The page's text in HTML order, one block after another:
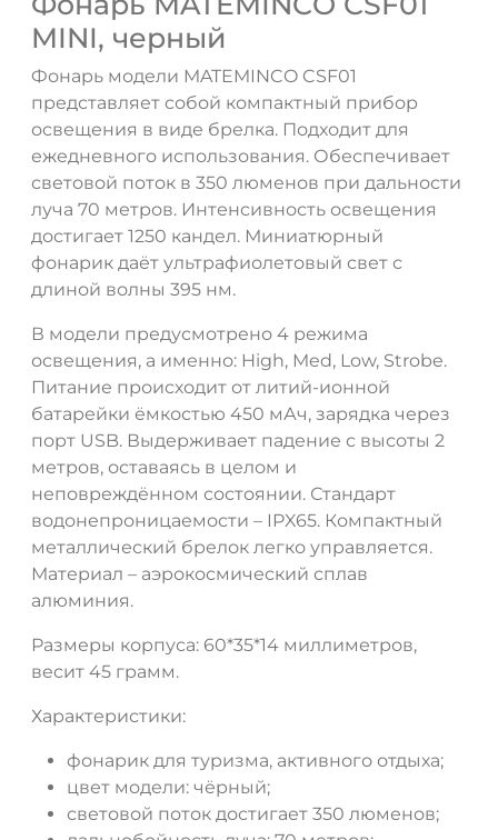
MINI, черный
Фонарь модели MATEMINCO CSF01
представляет собой компактный прибор
освещения в виде брелка. Подходит для
ежедневного использования. Обеспечивает
световой поток в 350 люменов при дальности
луча 70 метров. Интенсивность освещения
достигает 1250 кандел. Миниатюрный
фонарик даёт ультрафиолетовый свет с
длиной волны 395 нм.
В модели предусмотрено 4 режима
освещения, а именно: High, Med, Low, Strobe.
Питание происходит от литий-ионной
батарейки ёмкостью 450 мАч, зарядка через
порт USB. Выдерживает падение с высоты 2
метров, оставаясь в целом и
неповреждённом состоянии. Стандарт
водонепроницаемости – IPX65. Компактный
металлический брелок легко управляется.
Материал – аэрокосмический сплав
алюминия.
Размеры корпуса: 60*35*14 миллиметров,
весит 45 грамм.
Характеристики:
фонарик для туризма, активного отдыха;
цвет модели: чёрный;
световой поток достигает 350 люменов;
ДА НЕТ